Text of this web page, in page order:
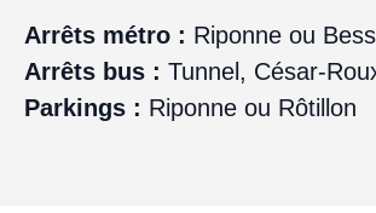
Arrêts métro : Riponne ou
Arrêts bus : Tunnel, César-
Parkings : Riponne ou Rôtillon